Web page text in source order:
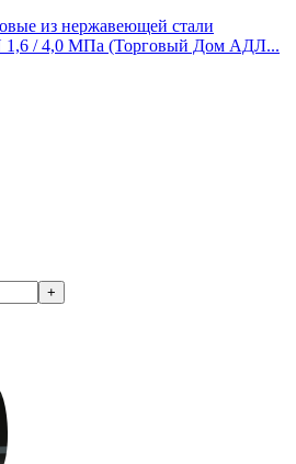
из нержавеющей стали
1,6 / 4,0 МПа (Торговый Дом АДЛ...
+